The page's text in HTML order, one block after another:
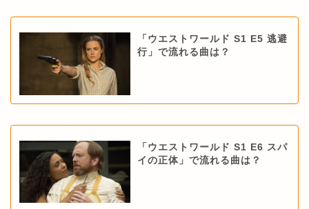
「ウエストワールド S1 E5 逃避
行」で流れる曲は？
「ウエストワールド S1 E6 スパ
イの正体」で流れる曲は？